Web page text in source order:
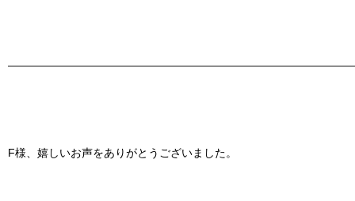
F様、嬉しいお声をありがとうございました。